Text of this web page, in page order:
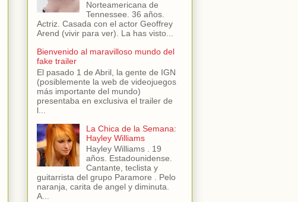
Norteamericana de
Tennessee. 36 años.
Actriz. Casada con el actor Geoffrey
Arend (vivir para ver). La has visto...
Bienvenido al maravilloso mundo del
fake trailer
El pasado 1 de Abril, la gente de IGN
(posiblemente la web de videojuegos
más importante del mundo)
presentaba en exclusiva el trailer de
l...
La Chica de la Semana:
Hayley Williams
Hayley Williams . 19
años. Estadounidense.
Cantante, teclista y
guitarrista del grupo Paramore . Pelo
naranja, carita de angel y diminuta.
A...